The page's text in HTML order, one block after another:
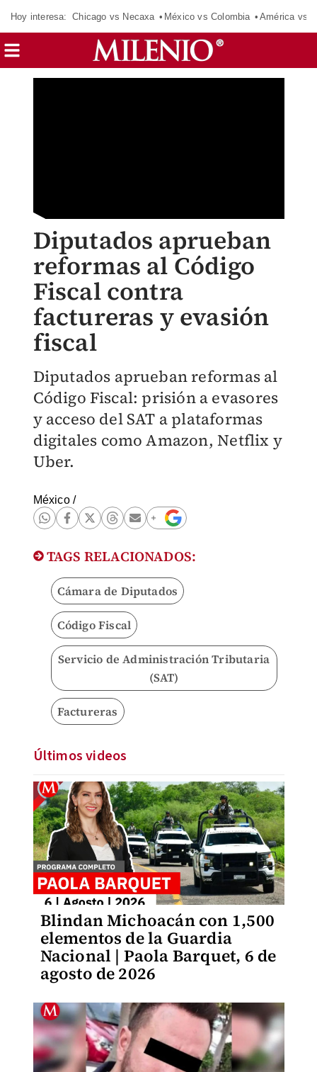
Hoy interesa: Chicago vs Necaxa México vs Colombia América vs
Diputados aprueban
reformas al Código
Fiscal contra
factureras y evasión
fiscal
Diputados aprueban reformas al
Código Fiscal: prisión a evasores
y acceso del SAT a plataformas
digitales como Amazon, Netflix y
Uber.
México/
TAGS RELACIONADOS:
Cámara de Diputados
Código Fiscal
Servicio de Administración Tributaria
(SAT)
Factureras
Últimos videos
Blindan Michoacán con 1,500
elementos de la Guardia
Nacional | Paola Barquet, 6 de
agosto de 2026